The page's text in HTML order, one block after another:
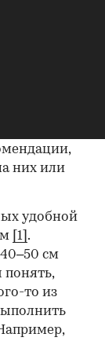
них или
удобной
[1] .
см
понять,
то из